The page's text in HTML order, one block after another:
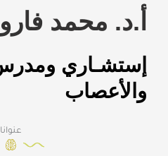
عنوانا
أ.د. محمد
إستشـاري
والأعصاب